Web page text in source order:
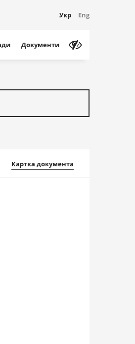
Укр Eng
Документи
Картка документа